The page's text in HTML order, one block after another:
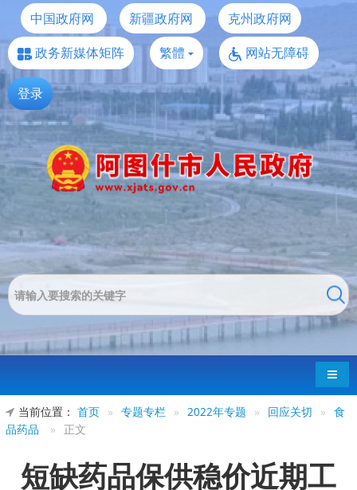
中国政府网 新疆政府网
克州政府网
政务新媒体矩阵
繁體 网站无障碍
登录
导航
当前位置： 首页 » 专题专栏 » 2022年专题 » 回应关切 » 食
品药品
» 正文
短缺药品保供稳价近期工